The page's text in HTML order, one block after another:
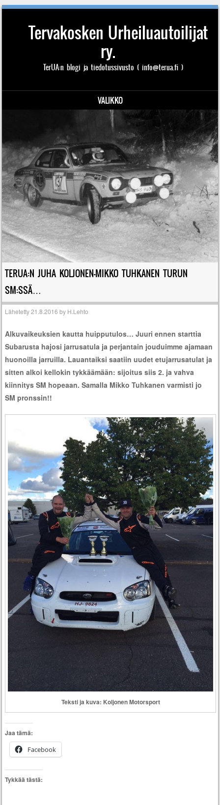
Tervakosken Urheiluautoilijat
ry.
TerUA:n blogi ja tiedotussivusto ( info@terua.fi )
VALIKKO
TERUA:N JUHA KOLJONEN-MIKKO TUHKANEN TURUN
SM:SSÄ…
Lähetetty21.8.2016 by H.Lehto
Alkuvaikeuksien kautta huipputulos… Juuri ennen starttia
Subarusta hajosi jarrusatula ja perjantain jouduimme ajamaan
huonoilla jarruilla. Lauantaiksi saatiin uudet etujarrusatulat ja
sitten alkoi kellokin tykkäämään: sijoitus siis 2. ja vahva
kiinnitys SM hopeaan. Samalla Mikko Tuhkanen varmisti jo
SM pronssin!!
Teksti ja kuva: Koljonen Motorsport
Jaa tämä:
Facebook
Tykkää tästä: